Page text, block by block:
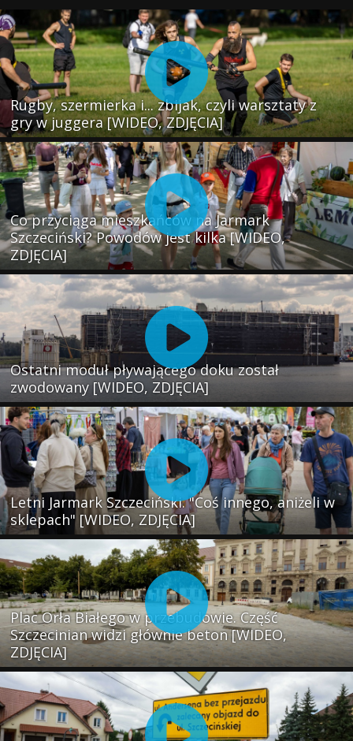
Rugby, szermierka i... zbijak, czyli warsztaty z
gry w juggera [WIDEO, ZDJĘCIA]
Co przyciąga mieszkańców na Jarmark
Szczeciński? Powodów jest kilka [WIDEO,
ZDJĘCIA]
Ostatni moduł pływającego doku został
zwodowany [WIDEO, ZDJĘCIA]
Letni Jarmark Szczeciński. "Coś innego, aniżeli w
sklepach" [WIDEO, ZDJĘCIA]
Plac Orła Białego w przebudowie. Część
Szczecinian widzi głównie beton [WIDEO,
ZDJĘCIA]